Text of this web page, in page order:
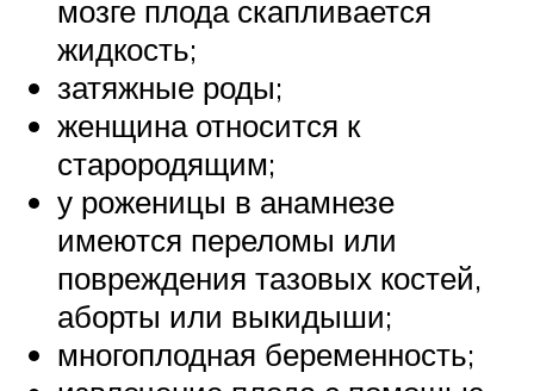
мозге плода скапливается
жидкость;
затяжные роды;
женщина относится к
старородящим;
у роженицы в анамнезе
имеются переломы или
повреждения тазовых костей,
аборты или выкидыши;
многоплодная беременность;